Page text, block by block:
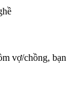
vợ/chồng,